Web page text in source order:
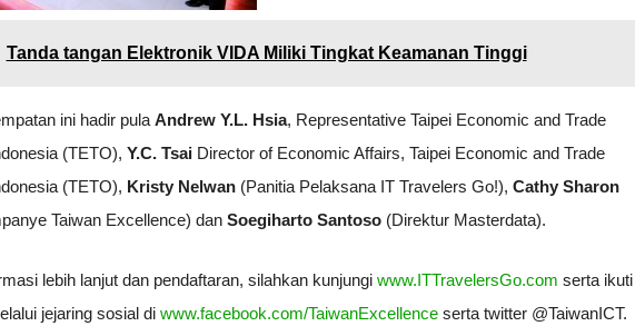
Tanda tangan Elektronik VIDA Miliki Tingkat Keamanan Tinggi
ini hadir pula Andrew Y.L. Hsia, Representative Taipei Economic and Trade
(TETO), Y.C. TsaiDirector of Economic Affairs, Taipei Economic and Trade
(TETO), Kristy Nelwan(Panitia Pelaksana IT Travelers Go!), Cathy Sharon
Taiwan Excellence) dan Soegiharto Santoso(Direktur Masterdata).
lebih lanjut dan pendaftaran, silahkan kunjungi www.ITTravelersGo.com serta ikuti
jejaring sosial di www.facebook.com/TaiwanExcellenceserta twitter @TaiwanICT.